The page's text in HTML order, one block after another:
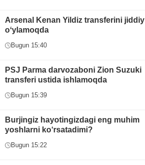
Arsenal Kenan Yildiz transferini jiddiy
oʻylamoqda
Bugun 15:40
PSJ Parma darvozaboni Zion Suzuki
transferi ustida ishlamoqda
Bugun 15:39
Burjingiz hayotingizdagi eng muhim
yoshlarni ko‘rsatadimi?
Bugun 15:22